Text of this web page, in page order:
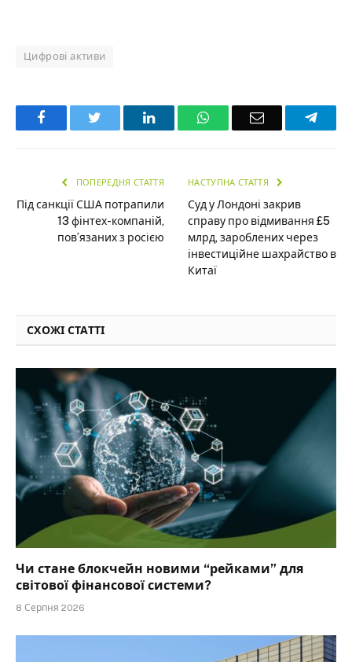
Цифрові активи
Facebook LinkedInWhatsAppEmail
ПОПЕРЕДНЯ СТАТТЯ
Під санкції США потрапили
13 фінтех-компаній,
пов’язаних з росією
НАСТУПНА СТАТТЯ
Суд у Лондоні закрив
справу про відмивання £5
млрд, зароблених через
інвестиційне шахрайство в
Китаї
СХОЖІ СТАТТІ
Чи стане блокчейн новими “рейками” для
світової фінансової системи?
8 Серпня 2026